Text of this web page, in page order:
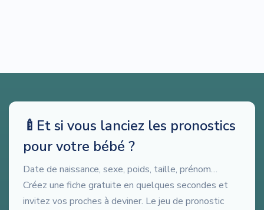
🍼 Et si vous lanciez les pronostics
pour votre bébé ?
Date de naissance, sexe, poids, taille, prénom…
Créez une fiche gratuite en quelques secondes et
invitez vos proches à deviner. Le jeu de pronostic